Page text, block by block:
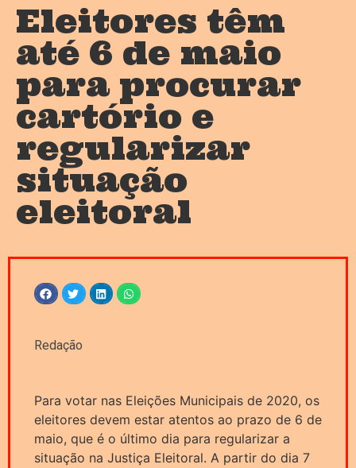
Eleitores têm
até 6 de maio
para procurar
cartório e
regularizar
situação
eleitoral
Redação
Para votar nas Eleições Municipais de 2020, os
eleitores devem estar atentos ao prazo de 6 de
maio, que é o último dia para regularizar a
situação na Justiça Eleitoral. A partir do dia 7